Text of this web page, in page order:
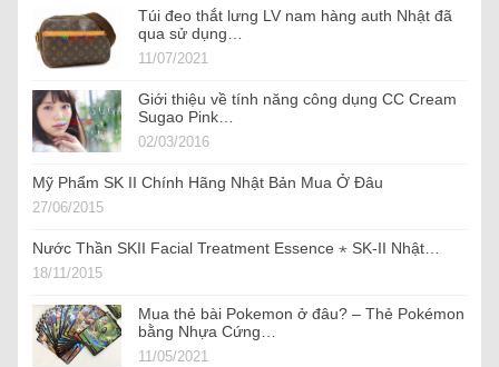
Túi đeo thắt lưng LV nam hàng auth Nhật đã
qua sử dụng…
11/07/2021
Giới thiệu về tính năng công dụng CC Cream
Sugao Pink…
02/03/2016
Mỹ Phẩm SK II Chính Hãng Nhật Bản Mua Ở Đâu
27/06/2015
Nước Thần SKII Facial Treatment Essence ⋆ SK-II Nhật…
18/11/2015
Mua thẻ bài Pokemon ở đâu? – Thẻ Pokémon
bằng Nhựa Cứng…
11/05/2021